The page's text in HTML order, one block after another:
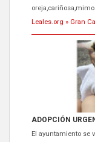
Leales.org » Gran
ADOPCIÓN
El ayuntamiento se